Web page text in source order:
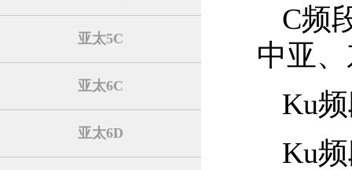
亚太5C
亚太6C
亚太6D
C频
中亚
Ku
Ku